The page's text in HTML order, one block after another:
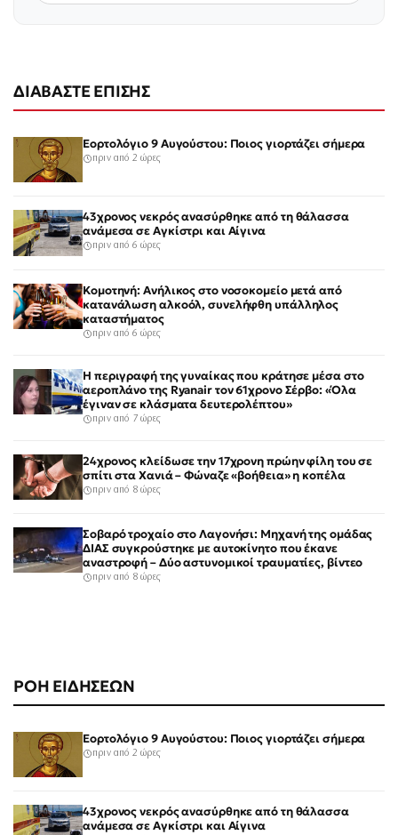
ΡΟΗ ΕΙΔΗΣΕΩΝ
Εορτολόγιο 9 Αυγούστου: Ποιος γιορτάζει σήμερα
πριν από 2 ώρες
43χρονος νεκρός ανασύρθηκε από τη θάλασσα
ανάμεσα σε Αγκίστρι και Αίγινα
ΔΙΑΒΑΣΤΕ ΕΠΙΣΗΣ
Εορτολόγιο 9 Αυγούστου: Ποιος γιορτάζει σήμερα
πριν από 2 ώρες
43χρονος νεκρός ανασύρθηκε από τη θάλασσα
ανάμεσα σε Αγκίστρι και Αίγινα
πριν από 6 ώρες
Κομοτηνή: Ανήλικος στο νοσοκομείο μετά από
κατανάλωση αλκοόλ, συνελήφθη υπάλληλος
καταστήματος
πριν από 6 ώρες
Η περιγραφή της γυναίκας που κράτησε μέσα στο
αεροπλάνο της Ryanair τον 61χρονο Σέρβο: «Όλα
έγιναν σε κλάσματα δευτερολέπτου»
πριν από 7 ώρες
24χρονος κλείδωσε την 17χρονη πρώην φίλη του σε
σπίτι στα Χανιά – Φώναζε «βοήθεια» η κοπέλα
πριν από 8 ώρες
Σοβαρό τροχαίο στο Λαγονήσι: Μηχανή της ομάδας
ΔΙΑΣ συγκρούστηκε με αυτοκίνητο που έκανε
αναστροφή – Δύο αστυνομικοί τραυματίες, βίντεο
πριν από 8 ώρες